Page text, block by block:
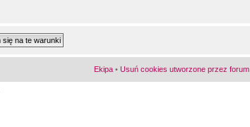
Ekipa • Usuń cookies utworzone przez forum